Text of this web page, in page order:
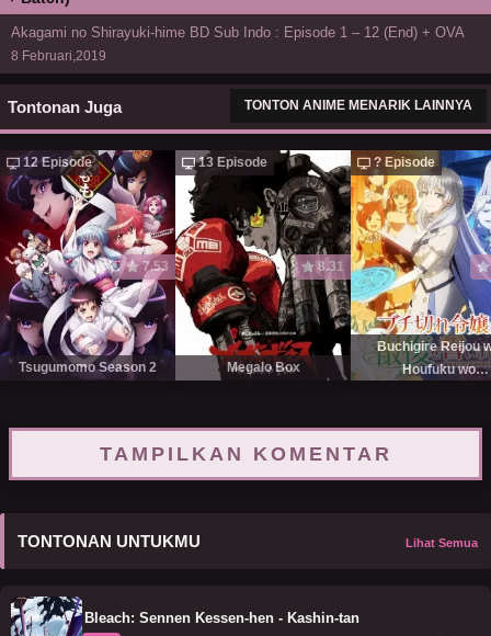
Akagami no Shirayuki-hime BD Sub Indo : Episode 1 – 12 (End) + OVA
8 Februari,2019
Tontonan Juga TONTON ANIME MENARIK LAINNYA
12 Episode
7.53
Tsugumomo Season 2
13 Episode
8.31
Megalo Box
? Episode
Buchigire Reijou
Houfuku wo
TAMPILKAN KOMENTAR
TONTONAN UNTUKMU Lihat Semua
Bleach: Sennen Kessen-hen - Kashin-tan